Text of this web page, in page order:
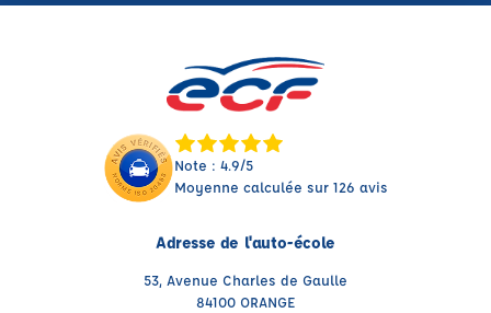
Note : 4.9/5
Moyenne calculée sur 126 avis
Adresse de l'auto-école
53, Avenue Charles de Gaulle
84100 ORANGE